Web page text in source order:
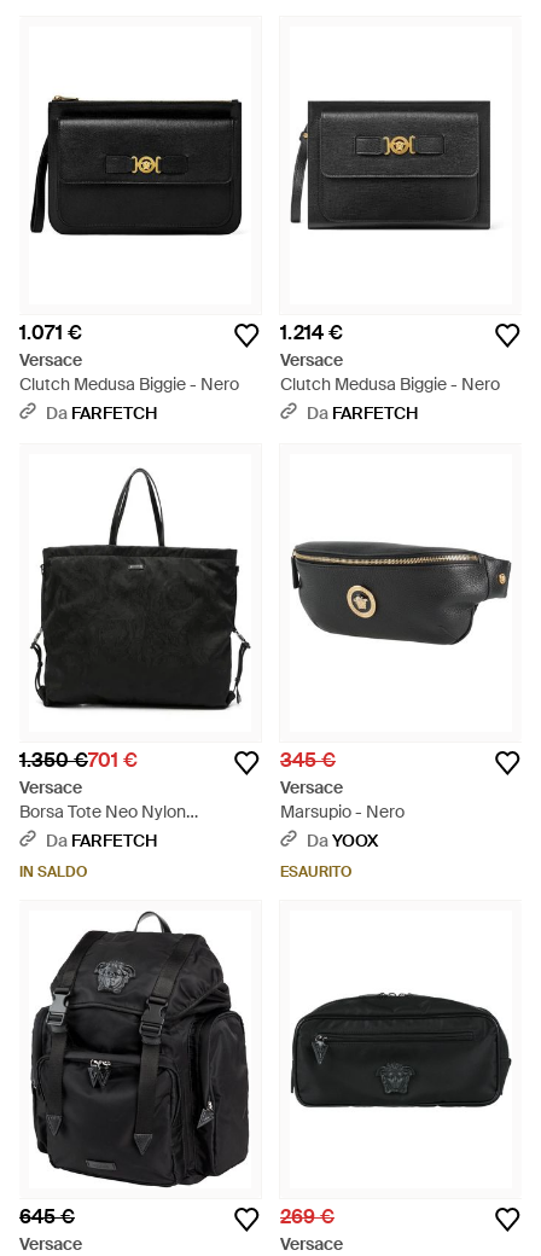
1.071 €
Versace
Clutch Medusa Biggie - Nero
Da FARFETCH
1.214 €
Versace
Clutch Medusa Biggie - Nero
Da FARFETCH
1.350 €701 €
Versace
Borsa Tote Neo Nylon
Jacquard - Nero
Da FARFETCH
IN SALDO
345 €
Versace
Marsupio - Nero
DaYOOX
ESAURITO
645 €
Versace
269 €
Versace